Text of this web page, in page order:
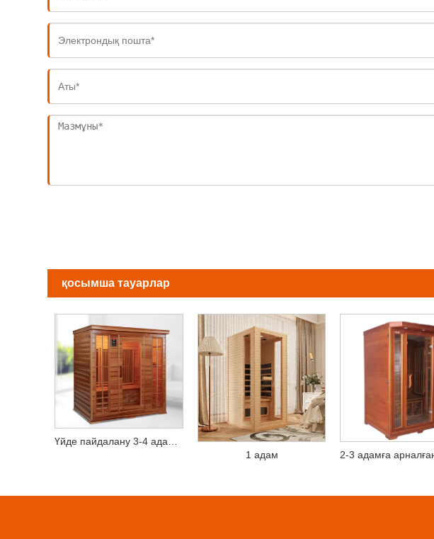
қосымша тауарлар
1 адам